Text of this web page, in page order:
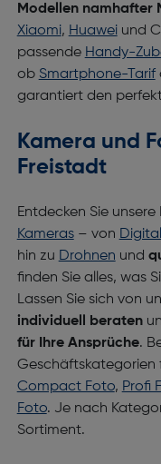
Modellen namhafter
Xiaomi, Huaweiund
passende Handy-
ob Smartphone-Tarif
garantiert den
Kamera und
Freistadt
Entdecken Sie
Kameras– von
hin zu Drohnen und
finden Sie alles, was
Lassen Sie sich von
individuell beraten
für Ihre Ansprüche.
Compact Foto, Profi
Foto. Je nach
Sortiment.